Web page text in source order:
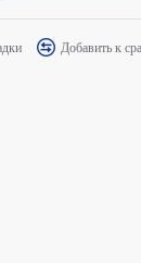
Добавить к